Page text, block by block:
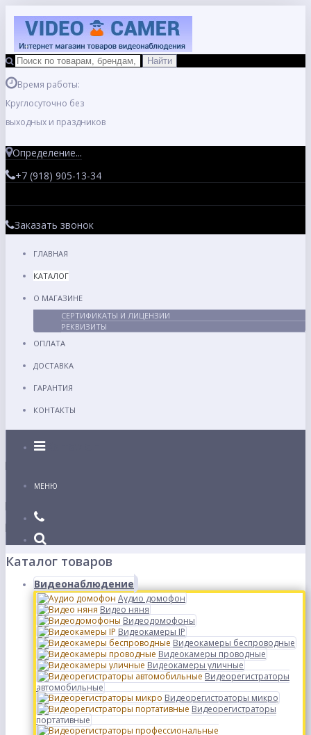
Время работы:
Круглосуточно без
выходных и праздников
Определение...
+7 (918) 905-13-34
Заказать звонок
ГЛАВНАЯ
КАТАЛОГ
О МАГАЗИНЕ
СЕРТИФИКАТЫ И ЛИЦЕНЗИИ
РЕКВИЗИТЫ
ОПЛАТА
ДОСТАВКА
ГАРАНТИЯ
КОНТАКТЫ
Каталог
МЕНЮ
Каталог товаров
Видеонаблюдение
Аудио домофон
Видео няня
Видеодомофоны
Видеокамеры IP
Видеокамеры беспроводные
Видеокамеры проводные
Видеокамеры уличные
Видеорегистраторы
автомобильные
Видеорегистраторы микро
Видеорегистраторы
портативные